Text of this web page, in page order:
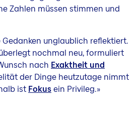
Zahlen müssen stimmen und
unglaublich reflektiert.
nochmal neu, formuliert
nach Exaktheit und
der Dinge heutzutage nimmt
ist Fokusein Privileg.»